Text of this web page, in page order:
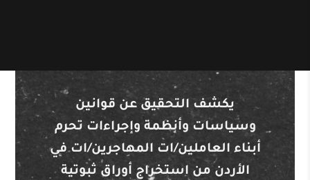
يكشف التحقيق عن قوانين
وسياسات وأنظمة وإجراءات تحرم
أبناء العاملين/ات المهاجرين/ات في
الأردن من استخراج أوراق ثبوتية